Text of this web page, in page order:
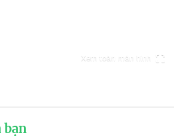
Xem toàn màn hình
bạn